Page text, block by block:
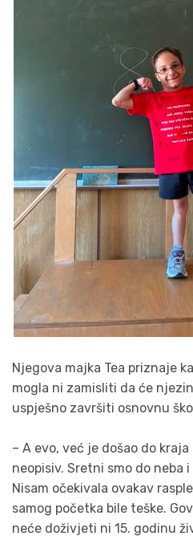
Njegova majka Tea priznaje
mogla ni zamisliti da će
uspješno završiti osnovnu
– A evo, već je došao do
neopisiv. Sretni smo do neba
Nisam očekivala ovakav
samog početka bile teške.
neće doživjeti ni 15. godinu